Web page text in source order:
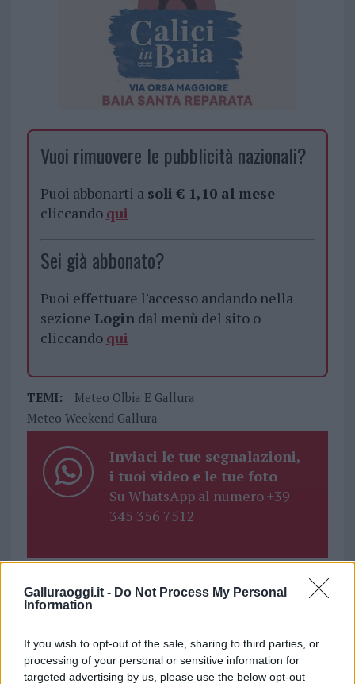
Galluraoggi.it - Do Not Process My Personal
Information
If you wish to opt-out of the sale, sharing to third parties, or
processing of your personal or sensitive information for
targeted advertising by us, please use the below opt-out
Vuoi rimuovere le pubblicità nazionali?
Puoi abbonarti a soli € 1,10 al mese
cliccando qui
Sei già abbonato?
Puoi effettuare l'accesso andando nella
sezione Logindal menù del sito o
cliccando qui
TEMI:
Meteo Olbia E Gallura
Meteo Weekend Gallura
Inviaci le tue segnalazioni,
i tuoi video e le tue foto
Su WhatsApp al numero +39
345 356 7512
Notizie in tempo reale?
GalluraOggi.it